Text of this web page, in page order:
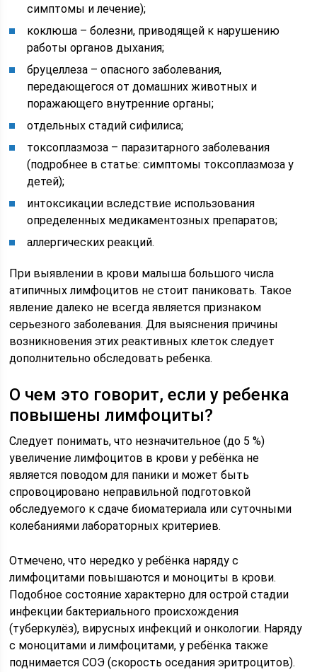
симптомы и лечение);
коклюша – болезни, приводящей к нарушению
работы органов дыхания;
бруцеллеза – опасного заболевания,
передающегося от домашних животных и
поражающего внутренние органы;
отдельных стадий сифилиса;
токсоплазмоза – паразитарного заболевания
(подробнее в статье: симптомы токсоплазмоза у
детей);
интоксикации вследствие использования
определенных медикаментозных препаратов;
аллергических реакций.
При выявлении в крови малыша большого числа
атипичных лимфоцитов не стоит паниковать. Такое
явление далеко не всегда является признаком
серьезного заболевания. Для выяснения причины
возникновения этих реактивных клеток следует
дополнительно обследовать ребенка.
О чем это говорит, если у ребенка
повышены лимфоциты?
Следует понимать, что незначительное (до 5 %)
увеличение лимфоцитов в крови у ребёнка не
является поводом для паники и может быть
спровоцировано неправильной подготовкой
обследуемого к сдаче биоматериала или суточными
колебаниями лабораторных критериев.
Отмечено, что нередко у ребёнка наряду с
лимфоцитами повышаются и моноциты в крови.
Подобное состояние характерно для острой стадии
инфекции бактериального происхождения
(туберкулёз), вирусных инфекций и онкологии. Наряду
с моноцитами и лимфоцитами, у ребёнка также
поднимается СОЭ (скорость оседания эритроцитов).